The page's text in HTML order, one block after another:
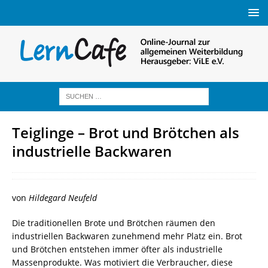
Teiglinge – Brot und Brötchen als
industrielle Backwaren
von Hildegard Neufeld
Die traditionellen Brote und Brötchen räumen den
industriellen Backwaren zunehmend mehr Platz ein. Brot
und Brötchen entstehen immer öfter als industrielle
Massenprodukte. Was motiviert die Verbraucher, diese